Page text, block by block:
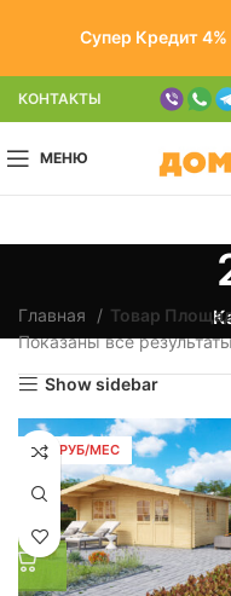
Супер Кредит 4%
КОНТАКТЫ
МЕНЮ
Главная Товар
Показаны все
Show sidebar
248 РУБ/МЕС